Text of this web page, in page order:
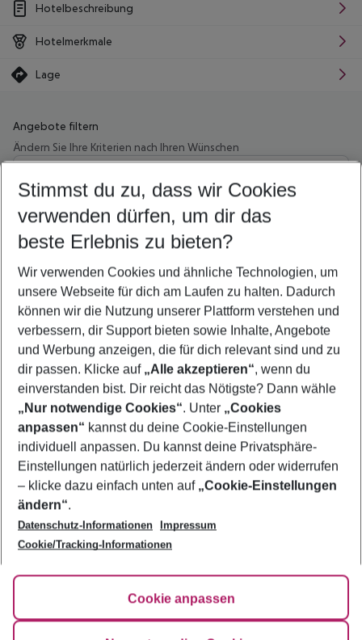
Hotelbeschreibung
Hotelmerkmale
Lage
Angebote filtern
Ändern Sie Ihre Kriterien nach Ihren Wünschen
Wähle deinen Abflughafen
Beliebiger Abflughafen
Wähle deinen Reisezeitraum
5-8 Nächte
2 Erwachsene Keine Kinder
Mehr Filter anzeigen
Footer
Footer navigation
Über uns
AGB
Bestpreisgarantie
Cookie-Einstellungen ändern
Cookie-Richtlinie
Impressum
Agenturbetreuung
Barrierefreies Reisen
FAQ
HanseMerkur Reiseversicherung
Hilfe & Kontakt
Folge uns
Stimmst du zu, dass wir Cookies
verwenden dürfen, um dir das
beste Erlebnis zu bieten?
Wir verwenden Cookies und ähnliche Technologien, um
unsere Webseite für dich am Laufen zu halten. Dadurch
können wir die Nutzung unserer Plattform verstehen und
verbessern, dir Support bieten sowie Inhalte, Angebote
und Werbung anzeigen, die für dich relevant sind und zu
dir passen. Klicke auf „Alle akzeptieren“, wenn du
einverstanden bist. Dir reicht das Nötigste? Dann wähle
„Nur notwendige Cookies“. Unter „Cookies
anpassen“ kannst du deine Cookie-Einstellungen
individuell anpassen. Du kannst deine Privatsphäre-
Einstellungen natürlich jederzeit ändern oder widerrufen
– klicke dazu einfach unten auf „Cookie-Einstellungen
ändern“.
Datenschutz-Informationen
Impressum
Cookie/Tracking-Informationen
Cookie anpassen